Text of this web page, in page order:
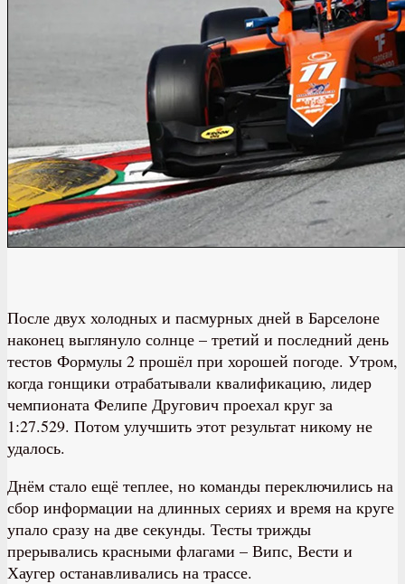
После двух холодных и пасмурных дней в Барселоне
наконец выглянуло солнце – третий и последний день
тестов Формулы 2 прошёл при хорошей погоде. Утром,
когда гонщики отрабатывали квалификацию, лидер
чемпионата Фелипе Другович проехал круг за
1:27.529. Потом улучшить этот результат никому не
удалось.
Днём стало ещё теплее, но команды переключились на
сбор информации на длинных сериях и время на круге
упало сразу на две секунды. Тесты трижды
прерывались красными флагами – Випс, Вести и
Хаугер останавливались на трассе.